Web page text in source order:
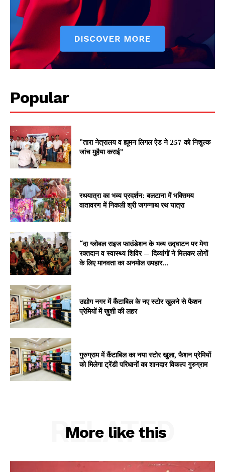
Popular
“तारा नेत्रालय व ह्यूमन लिगल ऐड ने 257 को निशुल्क
जांच मुहैया कराई”
रथयात्रा का भव्य प्रदर्शन: बलटाना में भक्तिमय
वातावरण में निकली श्री जगन्नाथ रथ यात्रा
“दा ग्लोबल राइज फाउंडेशन के भव्य उद्घाटन पर मेगा
रक्तदान व स्वास्थ्य शिविर — दिव्यांगों ने मिलकर लोगों
के लिए मानवता का अनमोल उपहार...
उद्योग नगर में कैंटाबिल के नए स्टोर खुलने से फैशन
प्रेमियों में ख़ुशी की लहर
गुरुग्राम में कैंटाबिल का नया स्टोर खुला, फैशन प्रेमियों
को मिलेगा ट्रेंडी परिधानों का शानदार विकल्प गुरुग्राम
More like this
RELATED